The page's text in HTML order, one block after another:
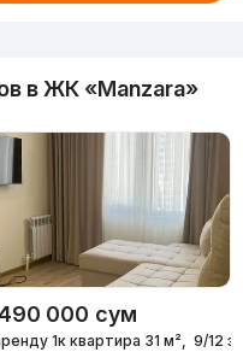
в ЖК «Manzara»
000 сум
1к квартира 31 м², 9/12